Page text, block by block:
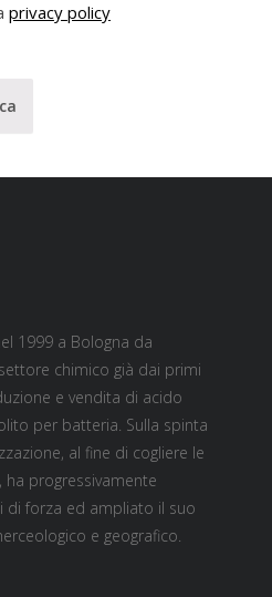
privacy policy
1999 a Bologna da
chimico già dai primi
e vendita di acido
per batteria. Sulla spinta
al fine di cogliere le
progressivamente
forza ed ampliato il suo
e geografico.